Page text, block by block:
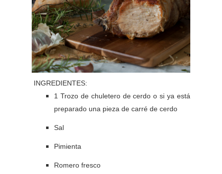
INGREDIENTES:
1 Trozo de chuletero de cerdo o si ya está
preparado una pieza de carré de cerdo
Sal
Pimienta
Romero fresco